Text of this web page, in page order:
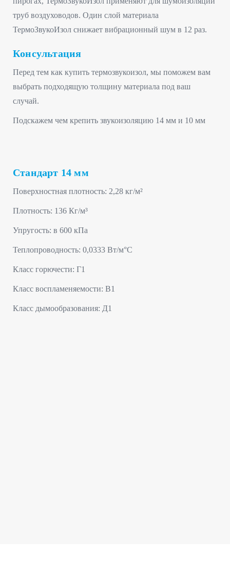
труб воздуховодов. Один слой материала
ТермоЗвукоИзол снижает вибрационный шум в 12 раз.
Консультация
Перед тем как купить термозвукоизол, мы поможем вам
выбрать подходящую толщину материала под ваш
случай.
Подскажем чем крепить звукоизоляцию 14 мм и 10 мм
Стандарт 14 мм
Поверхностная плотность: 2,28 кг/м²
Плотность: 136 Кг/м³
Упругость: в 600 кПа
Теплопроводность: 0,0333 Вт/м°C
Класс горючести: Г1
Класс воспламеняемости: В1
Класс дымообразования: Д1